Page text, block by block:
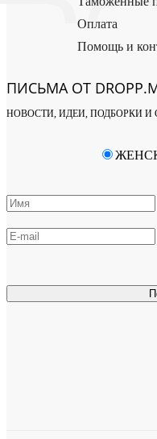
Оплата
Помощь и
ПИСЬМА ОТ
НОВОСТИ, ИДЕИ, ПОДБОРКИ